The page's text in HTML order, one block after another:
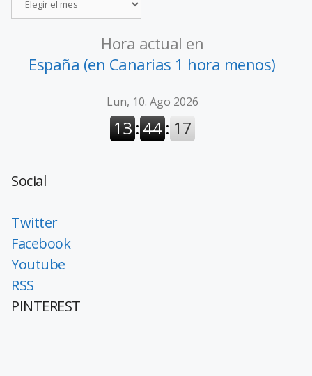
Hora actual en
España (en Canarias 1 hora menos)
Social
Twitter
Facebook
Youtube
RSS
PINTEREST